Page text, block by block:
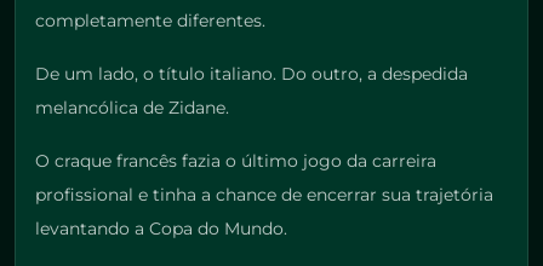
completamente diferentes.
De um lado, o título italiano. Do outro, a despedida
melancólica de Zidane.
O craque francês fazia o último jogo da carreira
profissional e tinha a chance de encerrar sua trajetória
levantando a Copa do Mundo.